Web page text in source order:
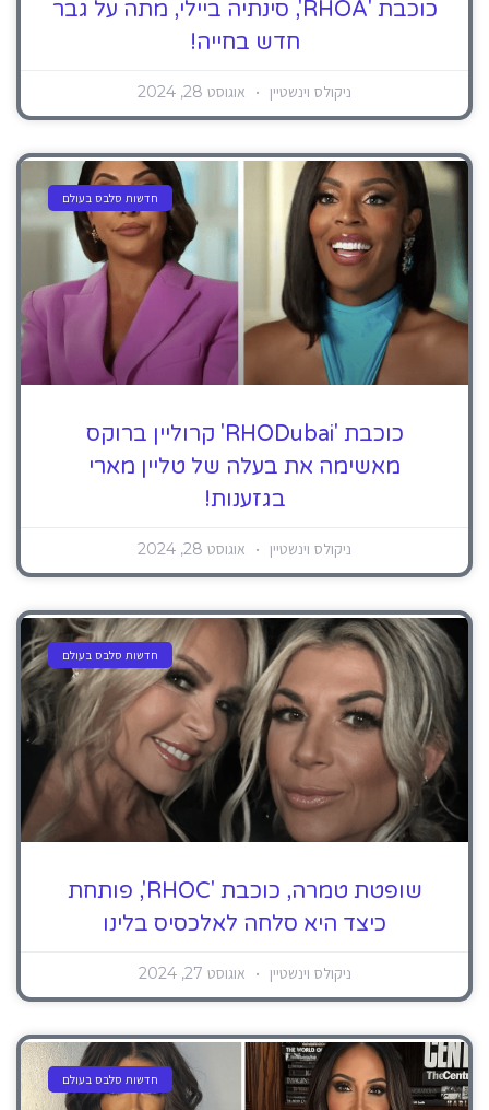
כוכבת 'RHOA', סינתיה ביילי, מתה על גבר
חדש בחייה!
ניקולס וינשטיין אוגוסט 28, 2024
חדשות סלבס בעולם
כוכבת 'RHODubai' קרוליין ברוקס
מאשימה את בעלה של טליין מארי
בגזענות!
ניקולס וינשטיין אוגוסט 28, 2024
חדשות סלבס בעולם
שופטת טמרה, כוכבת 'RHOC', פותחת
כיצד היא סלחה לאלכסיס בלינו
ניקולס וינשטיין אוגוסט 27, 2024
חדשות סלבס בעולם